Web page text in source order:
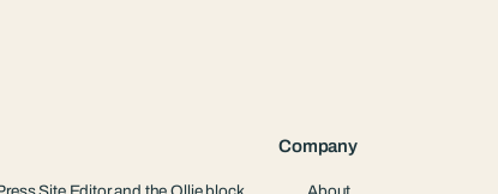
Company